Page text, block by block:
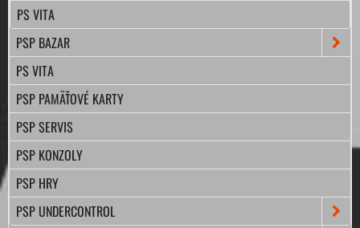
PS VITA
PSP BAZAR
PS VITA
PSP PAMÄŤOVÉ KARTY
PSP SERVIS
PSP KONZOLY
PSP HRY
PSP UNDERCONTROL